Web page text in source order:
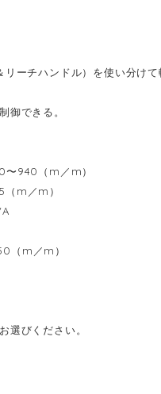
ーチハンドル）を使い分けて
御できる。
〜940（m／m）
（m／m）
（m／m）
選びください。